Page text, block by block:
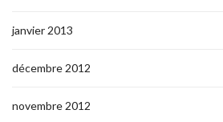
janvier 2013
décembre 2012
novembre 2012